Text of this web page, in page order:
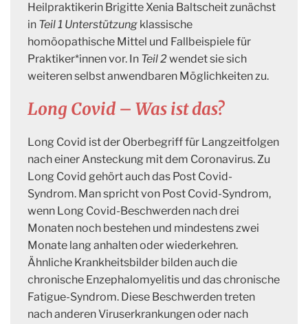
Heilpraktikerin Brigitte Xenia Baltscheit zunächst
in Teil 1 Unterstützung klassische
homöopathische Mittel und Fallbeispiele für
Praktiker*innen vor. In Teil 2wendet sie sich
weiteren selbst anwendbaren Möglichkeiten zu.
Long Covid – Was ist das?
Long Covid ist der Oberbegriff für Langzeitfolgen
nach einer Ansteckung mit dem Coronavirus. Zu
Long Covid gehört auch das Post Covid-
Syndrom. Man spricht von Post Covid-Syndrom,
wenn Long Covid-Beschwerden nach drei
Monaten noch bestehen und mindestens zwei
Monate lang anhalten oder wiederkehren.
Ähnliche Krankheitsbilder bilden auch die
chronische Enzephalomyelitis und das chronische
Fatigue-Syndrom. Diese Beschwerden treten
nach anderen Viruserkrankungen oder nach